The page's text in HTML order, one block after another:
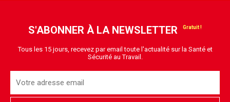
S'ABONNER À LA NEWSLETTER
Tous les 15 jours, recevez par email toute l'actualité sur la Santé et
Sécurité au Travail.